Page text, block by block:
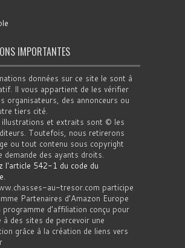
IMPORTANTES
données sur ce site le sont à
Il vous appartient de les vérifier
organisateurs, des annonceurs ou
tiers cité.
illustrations et extraits sont © les
Toutefois, nous retirerons
ou tout contenu sous copyright
demande des ayants droits.
l'article 542-1 du code du
.
au-tresor.com participe
Partenaires d’Amazon Europe
programme d’affiliation conçu pour
à des sites de percevoir une
grâce à la création de liens vers